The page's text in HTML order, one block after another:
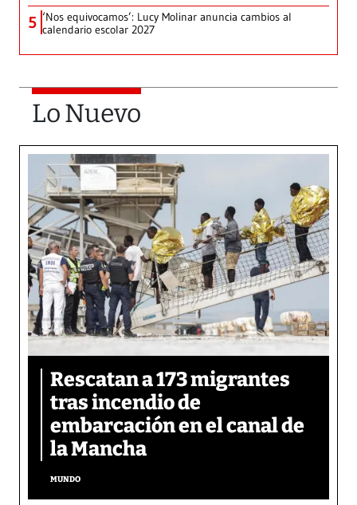
5 ‘Nos equivocamos’: Lucy Molinar anuncia cambios al
calendario escolar 2027
Lo Nuevo
Rescatan a 173 migrantes
tras incendio de
embarcación en el canal de
la Mancha
MUNDO